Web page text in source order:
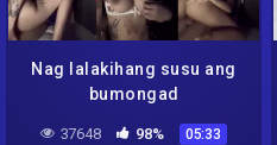
Nag lalakihang susu ang
bumongad
37648 98% 05:33